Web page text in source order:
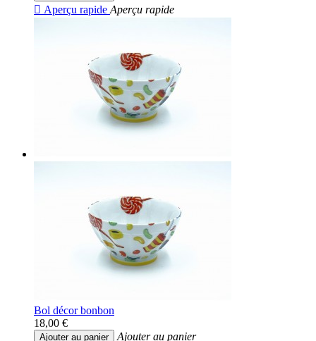
 Aperçu rapide Aperçu rapide
Bol décor bonbon
18,00 €
Ajouter au panier
Ajouter au panier